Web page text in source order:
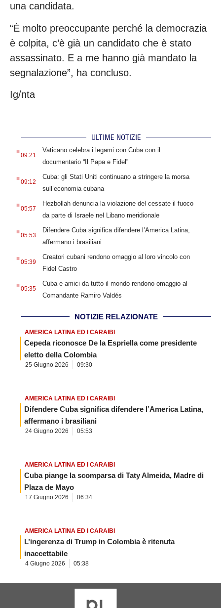
una candidata.
“È molto preoccupante perché la democrazia
è colpita, c’è già un candidato che è stato
assassinato. E a me hanno già mandato la
segnalazione”, ha concluso.
Ig/nta
ULTIME NOTIZIE
.09:21
Vaticano celebra i legami con Cuba con il
documentario “Il Papa e Fidel”
.09:12
Cuba: gli Stati Uniti continuano a stringere la morsa
sull’economia cubana
.05:57
Hezbollah denuncia la violazione del cessate il fuoco
da parte di Israele nel Libano meridionale
.05:53
Difendere Cuba significa difendere l’America Latina,
affermano i brasiliani
.05:39
Creatori cubani rendono omaggio al loro vincolo con
Fidel Castro
.05:35
Cuba e amici da tutto il mondo rendono omaggio al
Comandante Ramiro Valdés
NOTIZIE RELAZIONATE
AMERICA LATINA ED I CARAIBI
Cepeda riconosce De la Espriella come presidente
eletto della Colombia
25 Giugno 2026 09:30
AMERICA LATINA ED I CARAIBI
Difendere Cuba significa difendere l’America Latina,
affermano i brasiliani
24 Giugno 2026 05:53
AMERICA LATINA ED I CARAIBI
Cuba piange la scomparsa di Taty Almeida, Madre di
Plaza de Mayo
17 Giugno 2026 06:34
AMERICA LATINA ED I CARAIBI
L’ingerenza di Trump in Colombia è ritenuta
inaccettabile
4 Giugno 2026 05:38